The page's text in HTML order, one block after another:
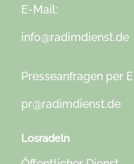
E-Mail:
info@radimdienst.de
Presseanfragen per
pr@radimdienst.de
Losradeln